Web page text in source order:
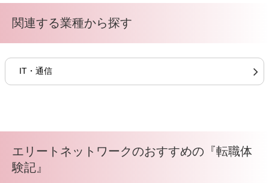
関連する業種から探す
IT・通信
エリートネットワークのおすすめの『転職体
験記』